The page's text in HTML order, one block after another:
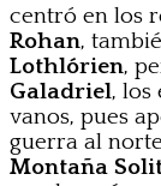
centró en los
Rohan,
Lothlórien,
Galadriel, los
vanos, pues
guerra al
Montaña